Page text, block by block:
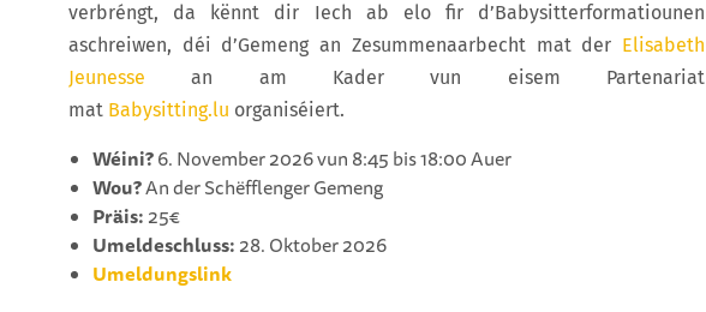
verbréngt, da kënnt dir Iech ab elo fir d’Babysitterformatiounen
aschreiwen, déi d’Gemeng an Zesummenaarbecht mat der Elisabeth
Jeunesse an am Kader vun eisem Partenariat
mat Babysitting.lu organiséiert.
Wéini?6. November 2026 vun 8:45 bis 18:00 Auer
Wou?An der Schëfflenger Gemeng
Präis: 25€
Umeldeschluss: 28. Oktober 2026
Umeldungslink